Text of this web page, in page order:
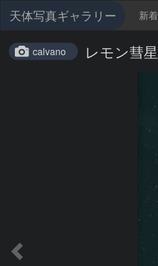
天体写真ギャラリー 新着
calvano レモン彗星